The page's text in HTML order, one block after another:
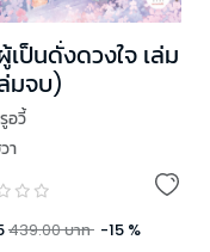
เป็นดั่งดวงใจ เล่ม
มจบ)
อวี้
า
439.00บาท -15 %